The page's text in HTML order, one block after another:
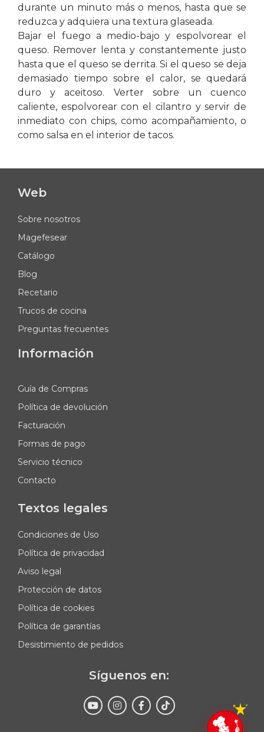
durante un minuto más o menos, hasta que se
reduzca y adquiera una textura glaseada.
Bajar el fuego a medio-bajo y espolvorear el
queso. Remover lenta y constantemente justo
hasta que el queso se derrita. Si el queso se deja
demasiado tiempo sobre el calor, se quedará
duro y aceitoso. Verter sobre un cuenco
caliente, espolvorear con el cilantro y servir de
inmediato con chips, como acompañamiento, o
como salsa en el interior de tacos.
Web
Sobre nosotros
Magefesear
Catálogo
Blog
Recetario
Trucos de cocina
Preguntas frecuentes
Información
Guía de Compras
Política de devolución
Facturación
Formas de pago
Servicio técnico
Contacto
Textos legales
Condiciones de Uso
Política de privacidad
Aviso legal
Protección de datos
Política de cookies
Política de garantías
Desistimiento de pedidos
Síguenos en: